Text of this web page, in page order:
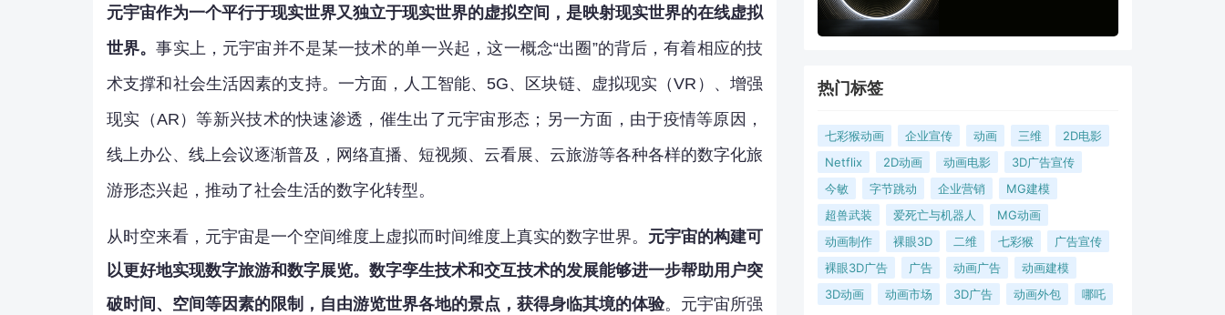
元宇宙作为一个平行于现实世界又独立于现实世界的虚拟空间，是映射现实世界的在线虚拟
世界。事实上，元宇宙并不是某一技术的单一兴起，这一概念“出圈”的背后，有着相应的技
术支撑和社会生活因素的支持。一方面，人工智能、5G、区块链、虚拟现实（VR）、增强
现实（AR）等新兴技术的快速渗透，催生出了元宇宙形态；另一方面，由于疫情等原因，
线上办公、线上会议逐渐普及，网络直播、短视频、云看展、云旅游等各种各样的数字化旅
游形态兴起，推动了社会生活的数字化转型。
从时空来看，元宇宙是一个空间维度上虚拟而时间维度上真实的数字世界。 元宇宙的构建可
以更好地实现数字旅游和数字展览。数字孪生技术和交互技术的发展能够进一步帮助用户突
破时间、空间等因素的限制，自由游览世界各地的景点，获得身临其境的体验。元宇宙所强
热门标签
七彩猴动画 企业宣传 动画 三维
2D电影
Netflix
2D动画 动画电影
3D广告宣传
今敏
字节跳动 企业营销
MG建模
超兽武装
爱死亡与机器人
MG动画
动画制作
裸眼3D 二维 七彩猴
广告宣传
裸眼3D广告
广告 动画广告
动画建模
3D动画
动画市场 3D广告 动画外包 哪吒